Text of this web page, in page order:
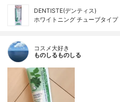
DENTISTE(デンティス)
ホワイトニング チューブタイプ
コスメ大好き
ものしるものしる